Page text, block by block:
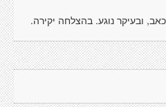
ובעיקר נוגע. בהצלחה יקירה.